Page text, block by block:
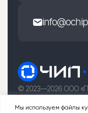
Мы используем файлы
© 2023—2026 ООО